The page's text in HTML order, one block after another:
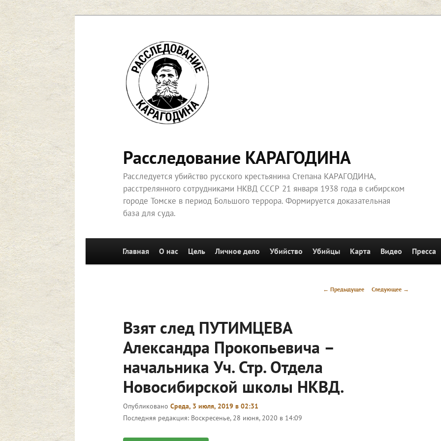
Перейти
к
основному
содержимому
Расследование КАРАГОДИНА
Расследуется убийство русского крестьянина Степана КАРАГОДИНА,
расстрелянного сотрудниками НКВД СССР 21 января 1938 года в сибирском
городе Томске в период Большого террора. Формируется доказательная
база для суда.
Перейти к основному содержимому
Главная О нас Цель Личное дело Убийство Убийцы Карта Видео Пресса
Навигация
← Предыдущее Следующее →
Взят след ПУТИМЦЕВА
Александра Прокопьевича –
начальника Уч. Стр. Отдела
Новосибирской школы НКВД.
Опубликовано Среда, 3 июля, 2019 в 02:31
Последняя редакция: Воскресенье, 28 июня, 2020 в 14:09